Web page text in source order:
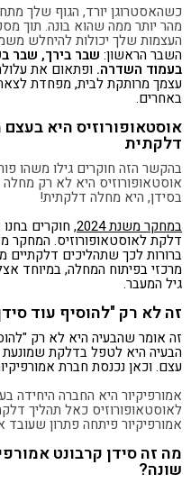
כשהאסטרוגן יורד, הגוף שלך
מהר יותר ממה שהוא בונה. תוך
העצמות שלך יכולות להיחלש
השבר הראשון: שבר בירך, שבר
בעמוד השדרה. ופתאום את
עצמך מרותקת לבית, מפחדת
באחרים.
אוסטאופורוזיס היא
דלקתית
בהקשר הזה חוקרים גילו משהו
אוסטאופורוזיס היא לא רק
בסידן, היא מחלה דלקתית!
במחקר משנת 2024
, חוקרים
דלקת לאוסטאופורוזיס. המחקר
ברורות לכך שתהליכים דלקתיים
מרכזי בפיתוח המחלה, במיוחד
גיל המעבר.
זה לא רק "להוסיף עוד
זה אומר שהבעיה היא לא רק
הבעיה היא לטפל בדלקת שמונעת
עצם. וכאן נכנסת חברת
אמורפיקיור היא החברה היחידה
לאוסטאופורוזיס כאל תהליך
אמורפיקיור פיתחה פתרון שעובד
מה זה סידן קרבונט
שונה?